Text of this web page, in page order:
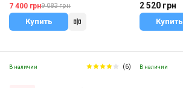
7 400 грн9 083 грн
Купить
2 520 грн
Купить
В наличии (6) В наличии